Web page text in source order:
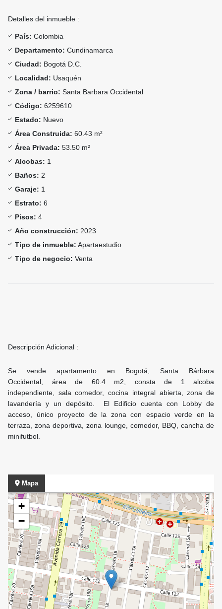
Detalles del inmueble :
País: Colombia
Departamento: Cundinamarca
Ciudad: Bogotá D.C.
Localidad: Usaquén
Zona / barrio: Santa Barbara Occidental
Código: 6259610
Estado: Nuevo
Área Construida: 60.43 m²
Área Privada: 53.50 m²
Alcobas: 1
Baños: 2
Garaje: 1
Estrato: 6
Pisos: 4
Año construcción: 2023
Tipo de inmueble: Apartaestudio
Tipo de negocio: Venta
Descripción Adicional :
Se vende apartamento en Bogotá, Santa Bárbara
Occidental, área de 60.4 m2, consta de 1 alcoba
independiente, sala comedor, cocina integral abierta, zona de
lavandería y un depósito. El Edificio cuenta con Lobby de
acceso, único proyecto de la zona con espacio verde en la
terraza, zona deportiva, zona lounge, comedor, BBQ, cancha de
minifutbol.
Mapa
+
−